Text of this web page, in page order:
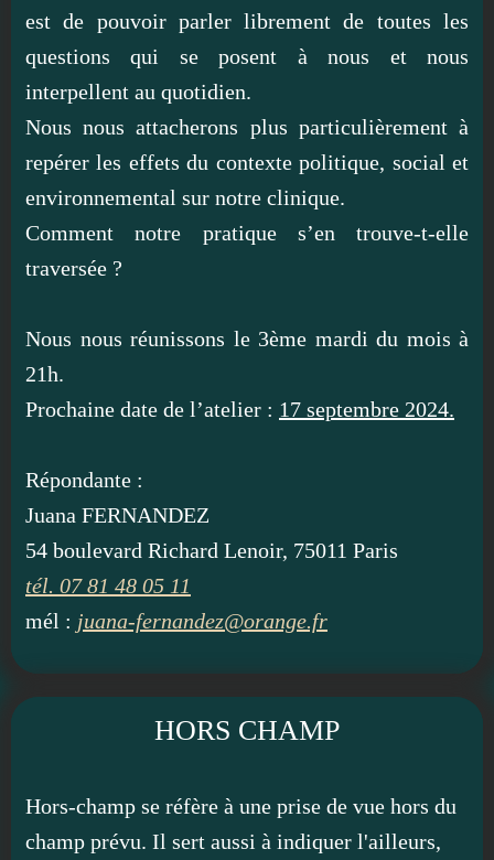
est de pouvoir parler librement de toutes les
questions qui se posent à nous et nous
interpellent au quotidien.
Nous nous attacherons plus particulièrement à
repérer les effets du contexte politique, social et
environnemental sur notre clinique.
Comment notre pratique s’en trouve-t-elle
traversée ?
Nous nous réunissons le 3ème mardi du mois à
21h.
Prochaine date de l’atelier : 17 septembre 2024.
Répondante :
Juana FERNANDEZ
54 boulevard Richard Lenoir, 75011 Paris
tél. 07 81 48 05 11
mél : juana-fernandez@orange.fr
HORS CHAMP
Hors-champ se réfère à une prise de vue hors du
champ prévu. Il sert aussi à indiquer l'ailleurs,